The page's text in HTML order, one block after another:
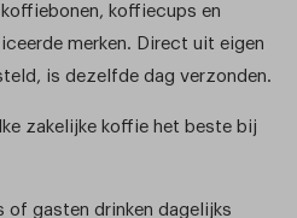
koffiecups en
merken. Direct uit eigen
is dezelfde dag verzonden.
zakelijke koffie het beste bij
of gasten drinken dagelijks